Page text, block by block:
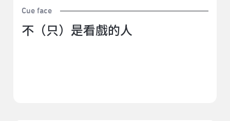
Cue face
不（只）是看戲的人